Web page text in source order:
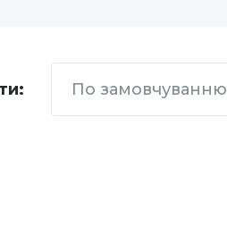
По замовчуванню